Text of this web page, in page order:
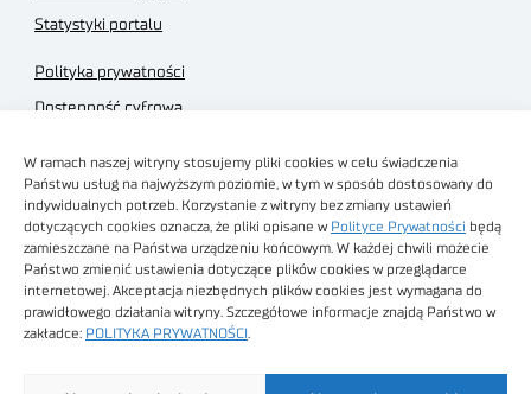
W ramach naszej witryny stosujemy pliki cookies w celu świadczenia
Państwu usług na najwyższym poziomie, w tym w sposób dostosowany do
indywidualnych potrzeb. Korzystanie z witryny bez zmiany ustawień
dotyczących cookies oznacza, że pliki opisane w Polityce Prywatności będą
zamieszczane na Państwa urządzeniu końcowym. W każdej chwili możecie
Państwo zmienić ustawienia dotyczące plików cookies w przeglądarce
internetowej. Akceptacja niezbędnych plików cookies jest wymagana do
prawidłowego działania witryny. Szczegółowe informacje znajdą Państwo w
zakładce: POLITYKA PRYWATNOŚCI
Statystyki portalu
Polityka prywatności
Dostępność cyfrowa
Regulamin sklepu
Obrazy stockowe
autorstwa